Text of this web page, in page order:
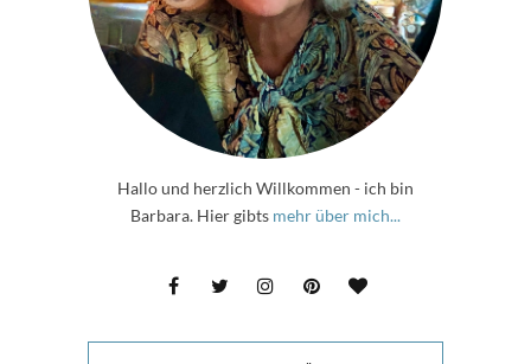
Hallo und herzlich Willkommen - ich bin
Barbara. Hier gibts mehr über mich...